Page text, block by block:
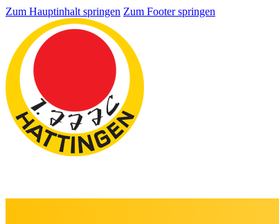
Zum Hauptinhalt springen Zum Footer springen